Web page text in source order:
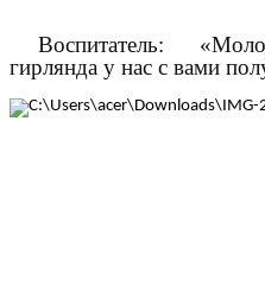
Воспитатель:
гирлянда у нас с вами